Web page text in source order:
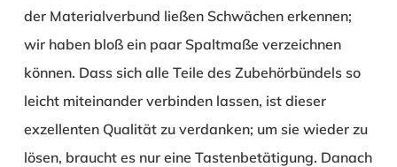
der Materialverbund ließen Schwächen erkennen;
wir haben bloß ein paar Spaltmaße verzeichnen
können. Dass sich alle Teile des Zubehörbündels so
leicht miteinander verbinden lassen, ist dieser
exzellenten Qualität zu verdanken; um sie wieder zu
lösen, braucht es nur eine Tastenbetätigung. Danach